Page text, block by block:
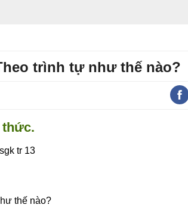
trình tự như thế nào?
thức.
tr 13
thế nào?